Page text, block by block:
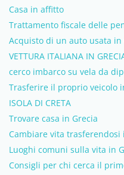
Casa in affitto
Trattamento fiscale delle
Acquisto di un auto usata in
VETTURA ITALIANA IN
cerco imbarco su vela da
Trasferire il proprio veicolo
ISOLA DI CRETA
Trovare casa in Grecia
Cambiare vita trasferendosi
Luoghi comuni sulla vita in
Consigli per chi cerca il